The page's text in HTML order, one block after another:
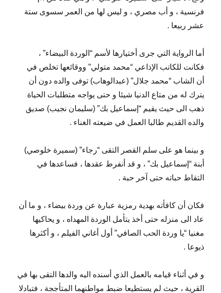
فرنسية ، و أب مصري ، و ليس لها من العمر سسوى ستة
عشر ربيعا .
أما الرواية التي جرى أختيارها لأسم “الوردة البيضاء” ،
فكانت للكاتب الإذاعي “محمد متولي” ووقائعها تخلص في
أن الشاب “محمد جلال” (عبدالوهاب) توفى والده دون أن
يترك له من متاع الدنيا شيئا و حتى يواجه متطلبات الحياة
ذهب الى حيث يقيم “إسماعيل بك” (سليمان نجيب) صديق
والده القديم طالبا العمل في ضيعته الغناء .
و بينما هو على سلم القصر التقى “رجاء” (سميرة خلوصي)
أبنة “إسماعيل بك” ، و قد أنفرط عقدها ، فساعدها في
التقاط حباته حتى آخر حبة .
فكان أن كافأته بهدية رمزية عبارة عن وردة بيضاء ، و ما أن
عاد الى منزله حتى أخذ يتأمل الوردة المهداه ، و يحاكيها
مغنيا “يا وردة الحب الصافي” أول أغاني الفيلم ، و أكثرها
ذيوعا .
و في أثناء قيامه بالعمل الذي أسنده اليه والدها التقى بها في
القرية ، حيث لم يستطيعا ضبط مواطنهما المتأججة ، فتبادلا